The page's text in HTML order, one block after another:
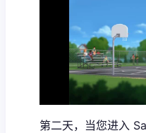
第二天，当您进入